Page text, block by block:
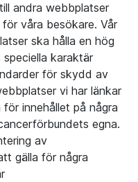
andra webbplatser
våra besökare. Vår
ska hålla en hög
karaktär
för skydd av
vi har länkar
innehållet på några
egna.
av
gälla för några